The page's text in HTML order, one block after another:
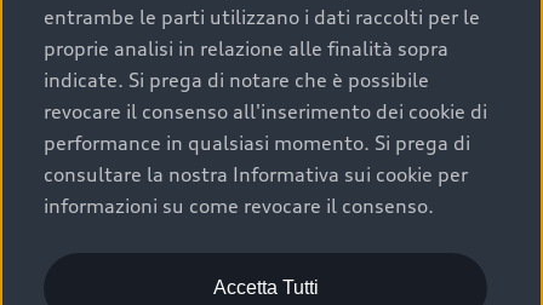
efficienza meccanica: motore, trasmissione e
componenti principali in ottimo stato garantiscono
prestazioni affidabili e sicure.
Acquistare un’auto usata in una Concessionaria ufficiale
Audi che offre l’usato garantito tramite Audi Prima
Scelta :plus, significa affidarsi ad un prodotto che viene
sottoposto a 110 controlli approfonditi e coperto da
garanzia fino a 4 anni per una maggiore tutela del tuo
acquisto.
entrambe le parti utilizzano i dati raccolti per le
proprie analisi in relazione alle finalità sopra
indicate. Si prega di notare che è possibile
revocare il consenso all'inserimento dei cookie di
performance in qualsiasi momento. Si prega di
consultare la nostra Informativa sui cookie per
informazioni su come revocare il consenso.
Accetta Tutti